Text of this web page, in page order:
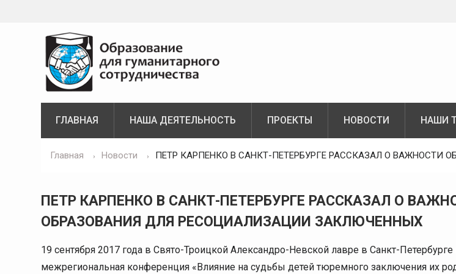
ГЛАВНАЯ НАША ДЕЯТЕЛЬНОСТЬ ПРОЕКТЫ НОВОСТИ НАШИ
Главная Новости ПЕТР КАРПЕНКО В САНКТ-ПЕТЕРБУРГЕ РАССКАЗАЛ О
ПЕТР КАРПЕНКО В САНКТ-ПЕТЕРБУРГЕ РАССКАЗАЛ О
ОБРАЗОВАНИЯ ДЛЯ РЕСОЦИАЛИЗАЦИИ ЗАКЛЮЧЕННЫХ
19 сентября 2017 года в Свято-Троицкой Александро-Невской лавре в Санкт-
межрегиональная конференция «Влияние на судьбы детей тюремного заключения их